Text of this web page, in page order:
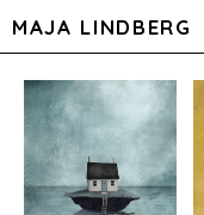
MAJA LINDBERG